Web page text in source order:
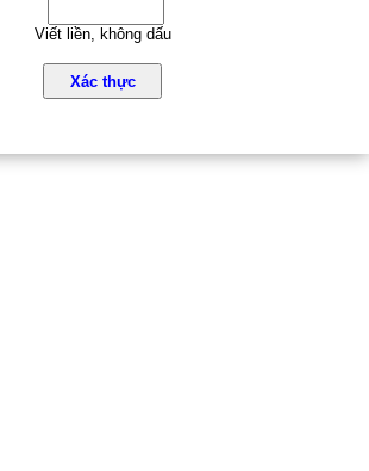
Viết liền, không dấu
Xác thực